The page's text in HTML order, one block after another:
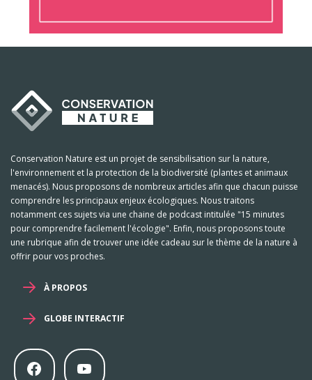
Conservation Nature est un projet de sensibilisation sur la nature,
l'environnement et la protection de la biodiversité (plantes et animaux
menacés). Nous proposons de nombreux articles afin que chacun puisse
comprendre les principaux enjeux écologiques. Nous traitons
notamment ces sujets via une chaine de podcast intitulée "15 minutes
pour comprendre facilement l'écologie". Enfin, nous proposons toute
une rubrique afin de trouver une idée cadeau sur le thème de la nature à
offrir pour vos proches.
À PROPOS
GLOBE INTERACTIF